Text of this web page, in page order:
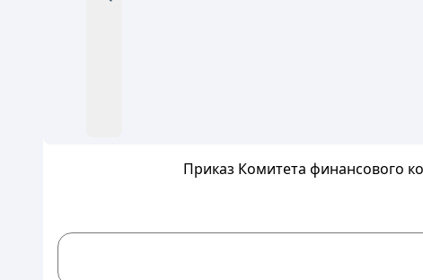
Приказ Комитета финансового